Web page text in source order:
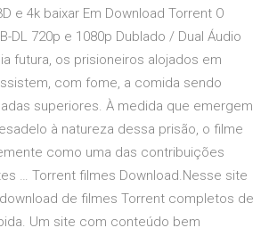
e 4k baixar Em Download Torrent O
DL 720p e 1080p Dublado / Dual Áudio
futura, os prisioneiros alojados em
com fome, a comida sendo
superiores. À medida que emergem
à natureza dessa prisão, o filme
como uma das contribuições
… Torrent filmes Download.Nesse site
de filmes Torrent completos de
Um site com conteúdo bem